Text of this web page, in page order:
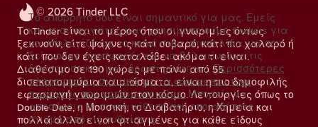
© 2026 Tinder LLC
Το Tinder είναι το μέρος όπου οι γνωριμίες όντως
ξεκινούν, είτε ψάχνεις κάτι σοβαρό, κάτι πιο χαλαρό ή
κάτι που δεν έχεις καταλάβει ακόμα τι είναι.
Διαθέσιμο σε 190 χώρες με πάνω από 55
δισεκατομμύρια ταιριάσματα, είναι η πιο δημοφιλής
εφαρμογή γνωριμιών στον κόσμο. Λειτουργίες όπως το
Double Date, η Μουσική, το Διαβατήριο, η Χημεία και
πολλά άλλα είναι φτιαγμένες για κάθε είδους
Το απόρρητό σου είναι σημαντικό για μας. Εμείς
και οι συνεργάτες μας χρησιμοποιούμε trackers για
να υπολογίζουμε το κοινό στην ιστοσελίδα, να σου
δείχνουμε προσφορές και να βελτιώνουμε τις
διαφημιστικές μας δραστηριότητες. Περισσότερες
πληροφορίες σχετικά με τα cookies και τους
παρόχους που χρησιμοποιούμε. Μπορείς να
αποσύρεις τη συγκατάθεσή σου οποιαδήποτε
στιγμή από τις ρυθμίσεις.